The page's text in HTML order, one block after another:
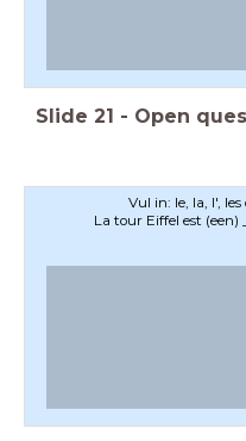
Slide 21 - Open
Vul in: le, la, l',
La tour Eiffel est